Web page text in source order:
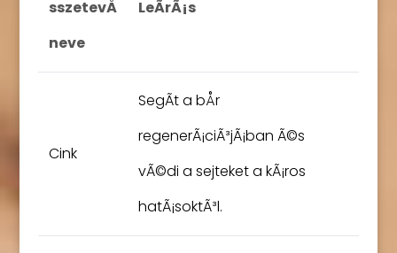
sszetevÅ
neve
LeÃ­rÃ¡s
Cink
SegÃ­t a bÅr
regenerÃ¡ciÃ³jÃ¡ban Ã©s
vÃ©di a sejteket a kÃ¡ros
hatÃ¡soktÃ³l.